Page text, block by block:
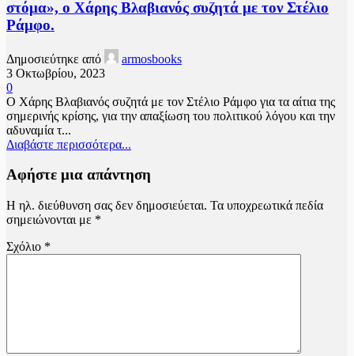
στόμα», ο Χάρης Βλαβιανός συζητά με τον Στέλιο
Ράμφο.
Δημοσιεύτηκε από
armosbooks
3 Οκτωβρίου, 2023
0
Ο Χάρης Βλαβιανός συζητά με τον Στέλιο Ράμφο για τα αίτια της
σημερινής κρίσης, για την απαξίωση του πολιτικού λόγου και την
αδυναμία τ...
Διαβάστε περισσότερα...
Αφήστε μια απάντηση
Η ηλ. διεύθυνση σας δεν δημοσιεύεται. Τα υποχρεωτικά πεδία
σημειώνονται με *
Σχόλιο *